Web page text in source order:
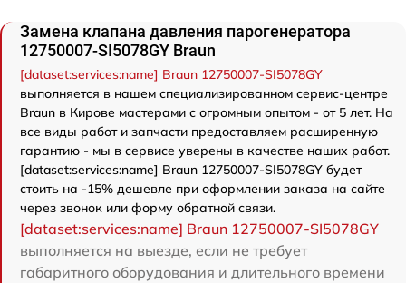
Замена клапана давления парогенератора
12750007-SI5078GY Braun
[dataset:services:name] Braun 12750007-SI5078GY
выполняется в нашем специализированном сервис-центре
Braun в Кирове мастерами с огромным опытом - от 5 лет. На
все виды работ и запчасти предоставляем расширенную
гарантию - мы в сервисе уверены в качестве наших работ.
[dataset:services:name] Braun 12750007-SI5078GY будет
стоить на -15% дешевле при оформлении заказа на сайте
через звонок или форму обратной связи.
[dataset:services:name] Braun 12750007-SI5078GY
выполняется на выезде, если не требует
габаритного оборудования и длительного времени